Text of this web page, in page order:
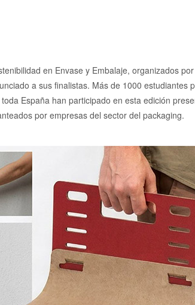
en Envase y Embalaje, organizados
a sus finalistas. Más de 1000 estudiantes
España han participado en esta edición
por empresas del sector del packaging.